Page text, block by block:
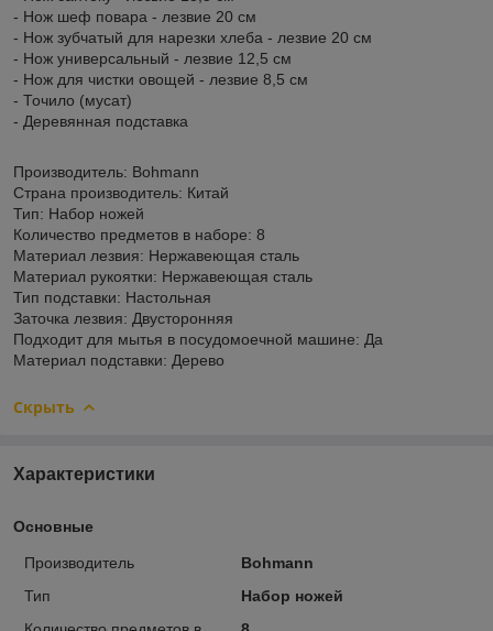
- Нож шеф повара - лезвие 20 см
- Нож зубчатый для нарезки хлеба - лезвие 20 см
- Нож универсальный - лезвие 12,5 см
- Нож для чистки овощей - лезвие 8,5 см
- Точило (мусат)
- Деревянная подставка
Производитель: Bohmann
Страна производитель: Китай
Тип: Набор ножей
Количество предметов в наборе: 8
Материал лезвия: Нержавеющая сталь
Материал рукоятки: Нержавеющая сталь
Тип подставки: Настольная
Заточка лезвия: Двусторонняя
Подходит для мытья в посудомоечной машине: Да
Материал подставки: Дерево
Скрыть
Характеристики
Основные
Производитель
Bohmann
Тип
Набор ножей